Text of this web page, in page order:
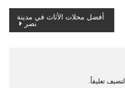
أفضل محلات الأثاث في مدينة
نصر
لتضيف تعليقاً.